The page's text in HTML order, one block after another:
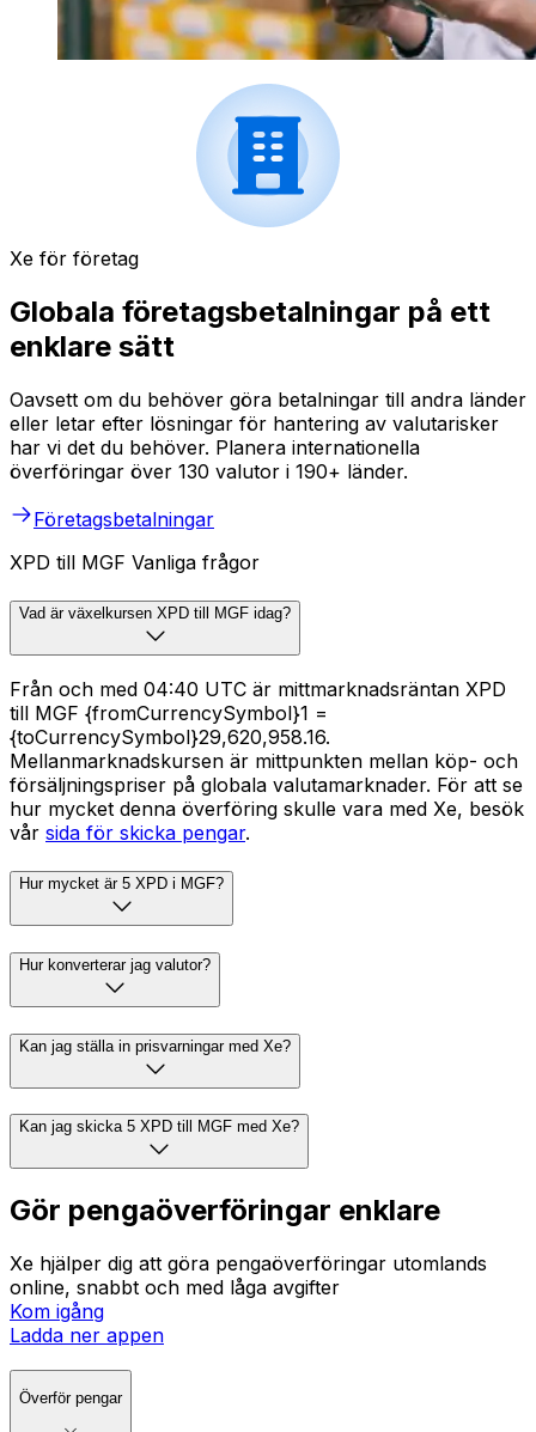
Xe för företag
Globala företagsbetalningar på ett
enklare sätt
Oavsett om du behöver göra betalningar till andra länder
eller letar efter lösningar för hantering av valutarisker
har vi det du behöver. Planera internationella
överföringar över 130 valutor i 190+ länder.
Företagsbetalningar
XPD till MGF Vanliga frågor
Vad är växelkursen XPD till MGF idag?
Från och med 04:40 UTC är mittmarknadsräntan XPD
till MGF {fromCurrencySymbol}1 =
{toCurrencySymbol}29,620,958.16.
Mellanmarknadskursen är mittpunkten mellan köp- och
försäljningspriser på globala valutamarknader. För att se
hur mycket denna överföring skulle vara med Xe, besök
vår sida för skicka pengar.
Hur mycket är 5 XPD i MGF?
Hur konverterar jag valutor?
Kan jag ställa in prisvarningar med Xe?
Kan jag skicka 5 XPD till MGF med Xe?
Gör pengaöverföringar enklare
Xe hjälper dig att göra pengaöverföringar utomlands
online, snabbt och med låga avgifter
Kom igång
Ladda ner appen
Överför pengar